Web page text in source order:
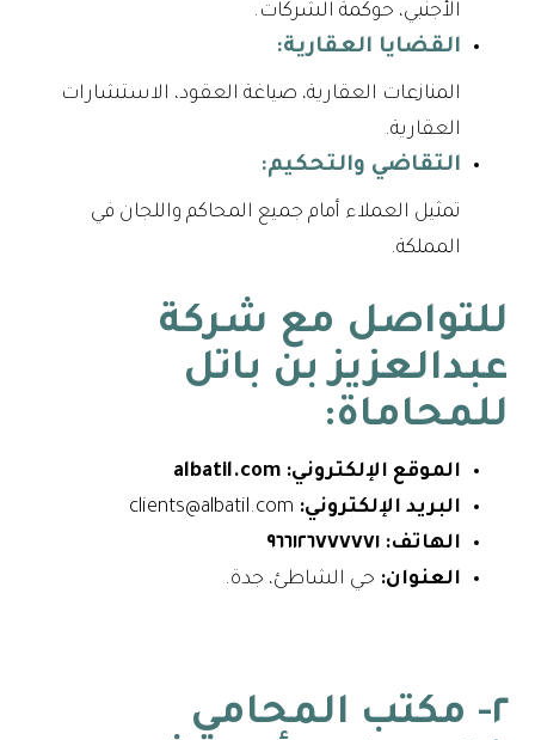
الأجنبي، حوكمة الشركات.
القضايا العقارية:
المنازعات العقارية، صياغة العقود، الاستشارات
العقارية.
التقاضي والتحكيم:
تمثيل العملاء أمام جميع المحاكم واللجان في
المملكة.
للتواصل مع شركة
عبدالعزيز بن باتل
للمحاماة:
الموقع الإلكتروني: albatil.com
البريد الإلكتروني:
الهاتف: ٩٦٦١٢٦٧٧٧٧٧١
العنوان: حي الشاطئ، جدة.
٢- مكتب المحامي